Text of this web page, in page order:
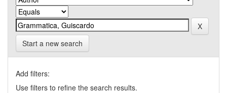
Start a new search
Add filters:
Use filters to refine the search results.